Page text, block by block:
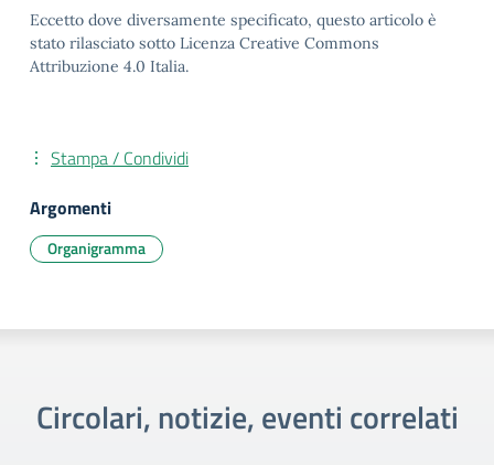
Eccetto dove diversamente specificato, questo articolo è
stato rilasciato sotto Licenza Creative Commons
Attribuzione 4.0 Italia.
Stampa / Condividi
Argomenti
Organigramma
Circolari, notizie, eventi correlati